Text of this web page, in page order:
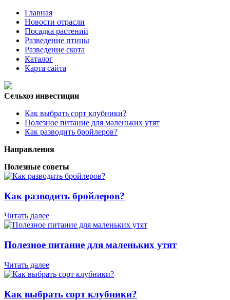
Главная
Новости отрасли
Посадка растений
Разведение птицы
Разведение скота
Каталог
Карта сайта
Сельхоз инвестиции
Как выбрать сорт клубники?
Полезное питание для маленьких утят
Как разводить бройлеров?
Направления
Полезные советы
Как разводить бройлеров?
Читать далее
Полезное питание для маленьких утят
Читать далее
Как выбрать сорт клубники?